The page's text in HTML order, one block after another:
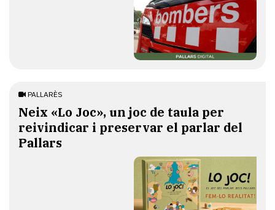
PALLARÈS
​Neix «Lo Joc», un joc de taula per
reivindicar i preservar el parlar del
Pallars